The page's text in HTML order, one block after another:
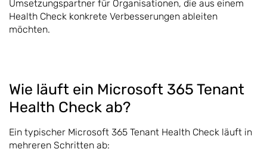
Umsetzungspartner für Organisationen, die aus einem
Health Check konkrete Verbesserungen ableiten
möchten.
Wie läuft ein Microsoft 365 Tenant
Health Check ab?
Ein typischer Microsoft 365 Tenant Health Check läuft in
mehreren Schritten ab: